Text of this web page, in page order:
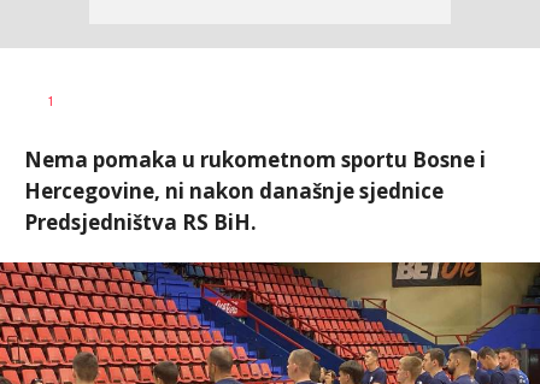
AUTOR
1
Nema pomaka u rukometnom sportu Bosne i
Hercegovine, ni nakon današnje sjednice
Predsjedništva RS BiH.